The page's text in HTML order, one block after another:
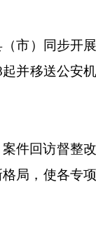
市）
同步开
起并移送公安
案件回访督整改
格局 ，使各专